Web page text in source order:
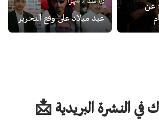
عن
عيد ميلاد على وقع التحرير
في النشرة البريدية 📩